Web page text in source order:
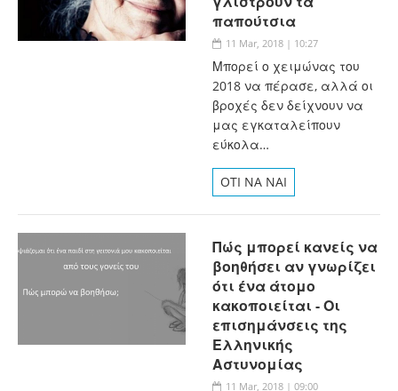
παπούτσια
11 Mar, 2018 | 10:27
Μπορεί ο χειμώνας του
2018 να πέρασε, αλλά οι
βροχές δεν δείχνουν να
μας εγκαταλείπουν
εύκολα…
OTI NA NAI
Πώς μπορεί κανείς να
βοηθήσει αν γνωρίζει
ότι ένα άτομο
κακοποιείται - Οι
επισημάνσεις της
Ελληνικής
Αστυνομίας
11 Mar, 2018 | 09:00